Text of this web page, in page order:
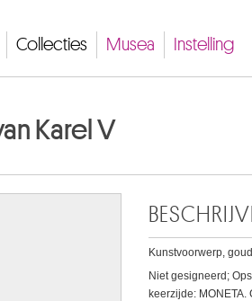
Collecties Musea Instelling
Karel V
Kunstvoorwerp, goud
Niet gesigneerd;
keerzijde: MONETA.